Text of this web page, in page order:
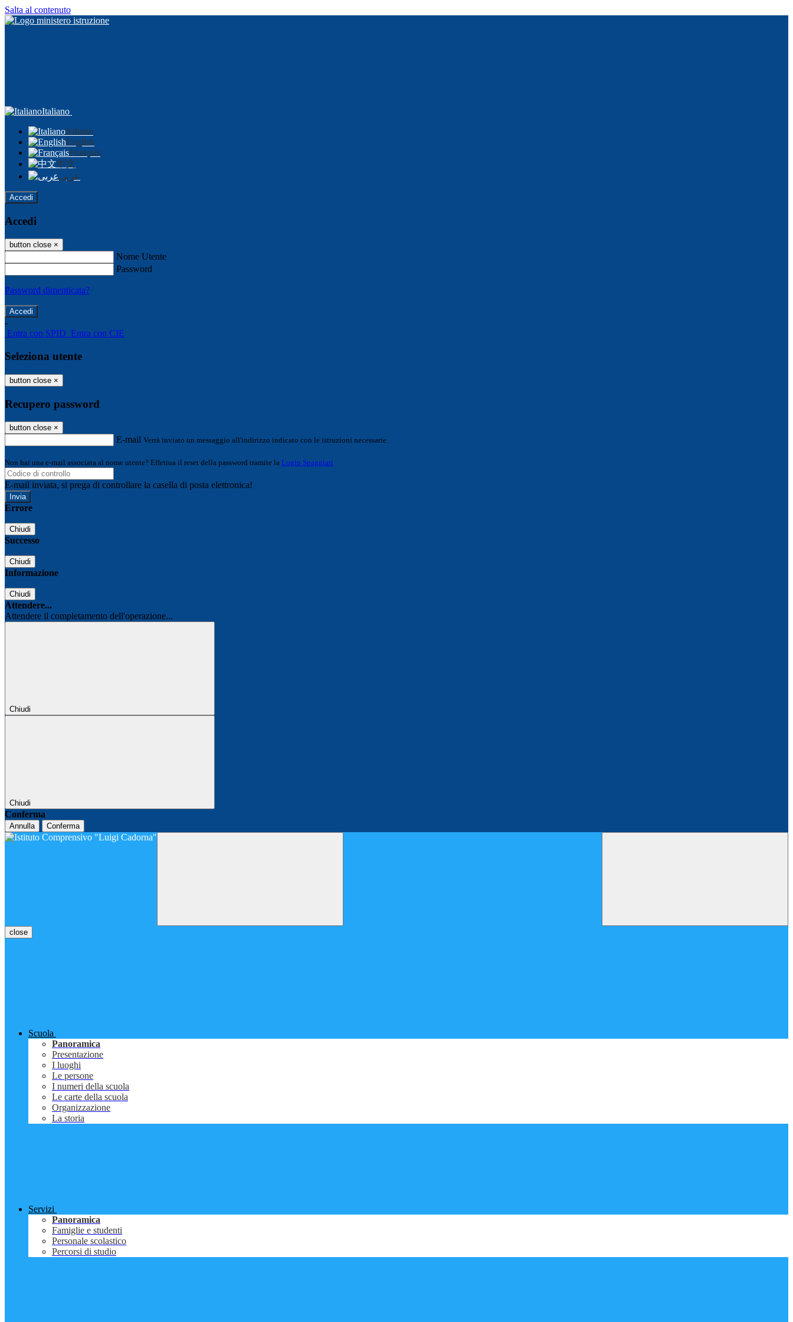
Salta al contenuto
Italiano
Italiano
English
Français
中文
عربى
Accedi
Accedi
button close ×
Nome Utente
Password
Password dimenticata?
-
Entra con SPID Entra con CIE
Seleziona utente
button close ×
Recupero password
button close ×
E-mail Verrà inviato un messaggio all'indirizzo indicato con le istruzioni necessarie.
Non hai una e-mail associata al nome utente? Effettua il reset della password tramite la Login Spaggiari
E-mail inviata, si prega di controllare la casella di posta elettronica!
Errore
Chiudi
Successo
Chiudi
Informazione
Chiudi
Attendere...
Attendere il completamento dell'operazione...
Chiudi
Chiudi
Conferma
Annulla Conferma
close
Scuola
Panoramica
Presentazione
I luoghi
Le persone
I numeri della scuola
Le carte della scuola
Organizzazione
La storia
Servizi
Panoramica
Famiglie e studenti
Personale scolastico
Percorsi di studio